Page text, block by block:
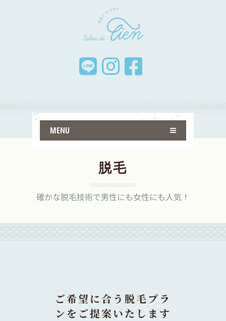
MENU
脱毛
確かな脱毛技術で男性にも女性にも人気！
ご希望に合う脱毛プラ
ンをご提案いたします